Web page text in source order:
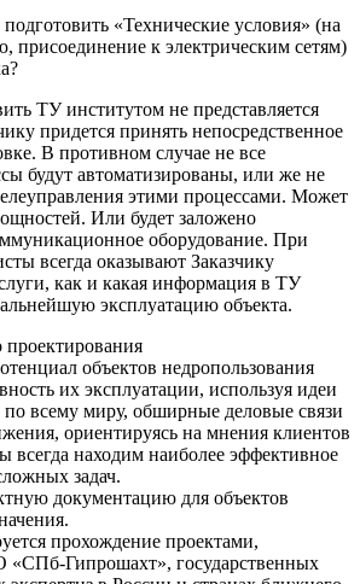
«Технические условия» (на
присоединение к электрическим сетям)
ТУ институтом не представляется
придется принять непосредственное
В противном случае не все
будут автоматизированы, или же не
этими процессами. Может
Или будет заложено
оборудование. При
всегда оказывают Заказчику
как и какая информация в ТУ
эксплуатацию объекта.
проектирования
объектов недропользования
их эксплуатации, используя идеи
всему миру, обширные деловые связи
ориентируясь на мнения клиентов
всегда находим наиболее эффективное
задач.
документацию для объектов
прохождение проектами,
Гипрошахт», государственных